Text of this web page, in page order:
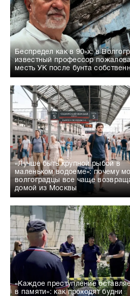
Беспредел как в 90-х: в
известный профессор
месть УК после бунта
«Лучше быть крупной рыбой в
маленьком водоеме»: почему
волгоградцы все чаще
домой из Москвы
«Каждое преступление
в памяти»: как проходят будни